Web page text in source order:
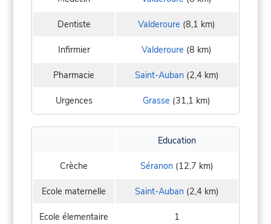
Dentiste Valderoure (8,1 km)
Infirmier Valderoure (8 km)
Pharmacie Saint-Auban(2,4 km)
Urgences Grasse (31,1 km)
Education
Crèche Séranon(12,7 km)
Ecole maternelle Saint-Auban(2,4 km)
Ecole élementaire 1